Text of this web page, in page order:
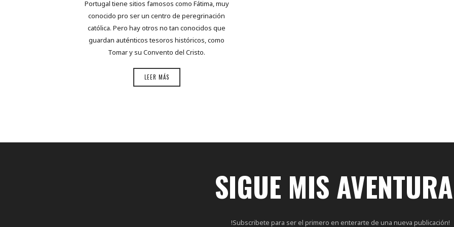
Portugal tiene sitios famosos como Fátima, muy
conocido pro ser un centro de peregrinación
católica. Pero hay otros no tan conocidos que
guardan auténticos tesoros históricos, como
Tomar y su Convento del Cristo.
LEER MÁS
SIGUE MIS
!Subscribete para ser el primero en enterarte de una nueva publicación!